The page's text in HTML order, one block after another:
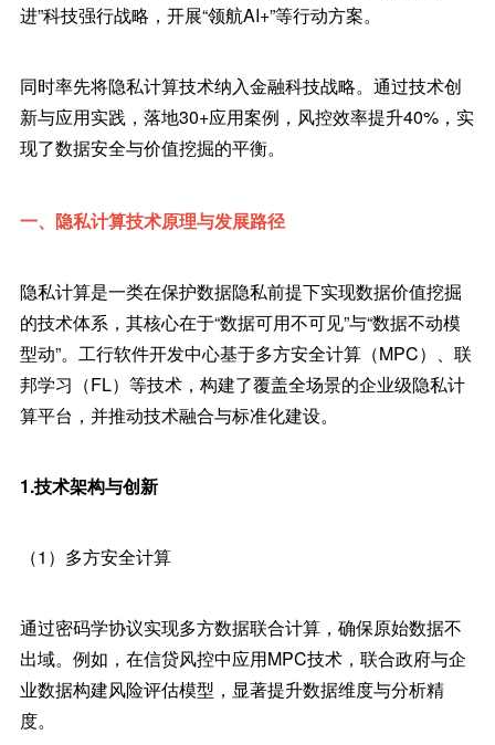
进”科技强行战略，开展“领航AI+”等行动方案。
同时率先将隐私计算技术纳入金融科技战略。通过技术创
新与应用实践，落地30+应用案例，风控效率提升40%，实
现了数据安全与价值挖掘的平衡。
一、隐私计算技术原理与发展路径
隐私计算是一类在保护数据隐私前提下实现数据价值挖掘
的技术体系，其核心在于“数据可用不可见”与“数据不动模
型动”。工行软件开发中心基于多方安全计算（MPC）、联
邦学习（FL）等技术，构建了覆盖全场景的企业级隐私计
算平台，并推动技术融合与标准化建设。
1.技术架构与创新
（1）多方安全计算
通过密码学协议实现多方数据联合计算，确保原始数据不
出域。例如，在信贷风控中应用MPC技术，联合政府与企
业数据构建风险评估模型，显著提升数据维度与分析精
度。